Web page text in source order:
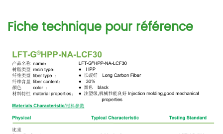
Fiche technique pour référence